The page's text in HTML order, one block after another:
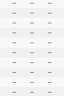
-- -- --
-- -- --
-- -- --
-- -- --
-- -- --
-- -- --
-- -- --
-- -- --
-- -- --
-- -- --